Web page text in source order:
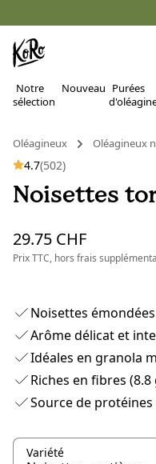
Notre
sélection
Nouveau Purées
Oléagineux
Oléagineux
4.7(502)
Noisettes
29.75 CHF
Prix TTC, hors frais
Noisettes
Arôme délicat et
Idéales en granola
Riches en fibres
Source de protéines
Variété